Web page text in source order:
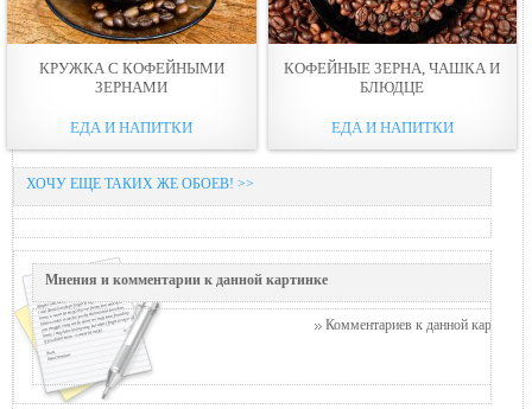
КРУЖКА С КОФЕЙНЫМИ
ЗЕРНАМИ
ЕДА И НАПИТКИ
КОФЕЙНЫЕ ЗЕРНА, ЧАШКА И
БЛЮДЦЕ
ЕДА И НАПИТКИ
ХОЧУ ЕЩЕ ТАКИХ ЖЕ ОБОЕВ! >>
Мнения и комментарии к данной картинке
Комментариев к данной картинке